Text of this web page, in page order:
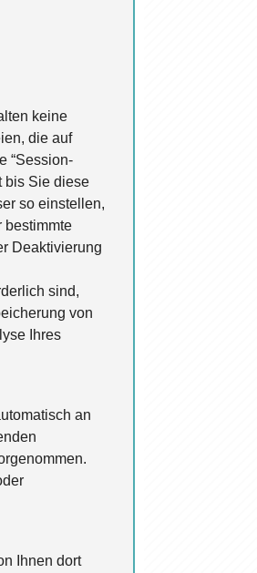
keine
die auf
“Session-
bis Sie diese
so einstellen,
bestimmte
Deaktivierung
sind,
von
Ihres
an
Ihnen dort